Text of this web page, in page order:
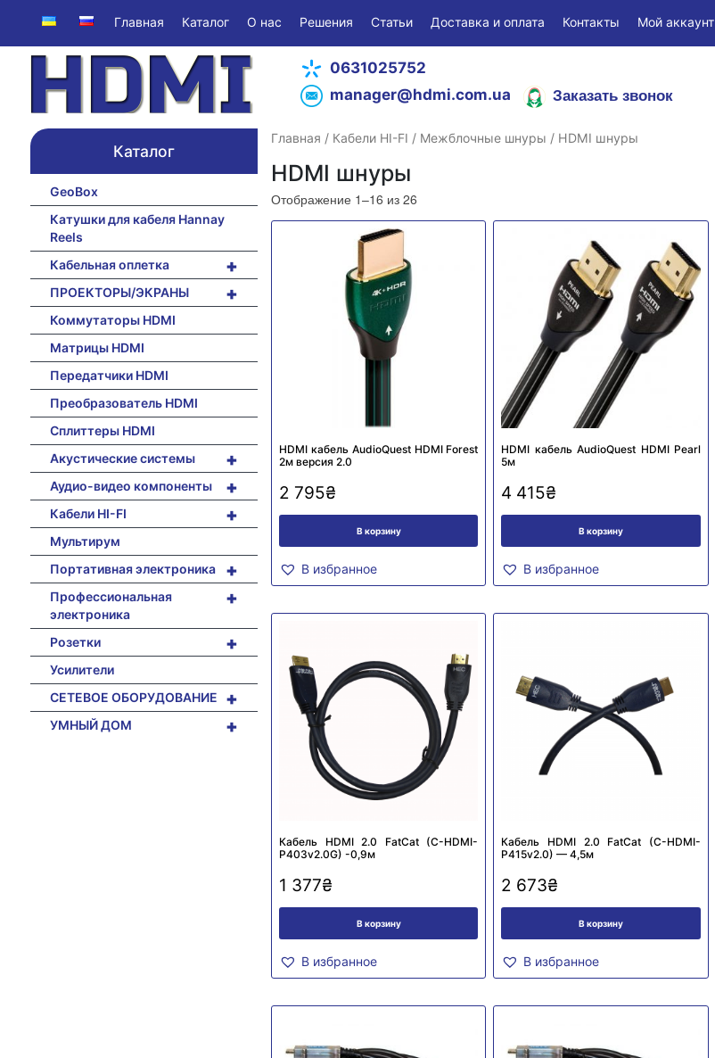
Главная Каталог О нас Решения Статьи Доставка и оплата Контакты Мой аккаунт
0631025752
manager@hdmi.com.ua
Заказать звонок
Главная / Кабели HI-FI / Межблочные шнуры / HDMI шнуры
HDMI шнуры
Отображение 1–16 из 26
HDMI кабель AudioQuest HDMI Forest
2м версия 2.0
2 795₴
В корзину
В избранное
HDMI кабель AudioQuest HDMI Pearl
5м
4 415₴
В корзину
В избранное
Кабель HDMI 2.0 FatCat (C-HDMI-
P403v2.0G) -0,9м
1 377₴
В корзину
В избранное
Кабель HDMI 2.0 FatCat (C-HDMI-
P415v2.0) — 4,5м
2 673₴
В корзину
В избранное
Каталог
GeoBox
Катушки для кабеля Hannay
Reels
+
Кабельная оплетка
+
ПРОЕКТОРЫ/ЭКРАНЫ
Коммутаторы HDMI
Матрицы HDMI
Передатчики HDMI
Преобразователь HDMI
Сплиттеры HDMI
+
Акустические системы
+
Аудио-видео компоненты
+
Кабели HI-FI
Мультирум
+
Портативная электроника
+
Профессиональная
электроника
+
Розетки
Усилители
+
СЕТЕВОЕ ОБОРУДОВАНИЕ
+
УМНЫЙ ДОМ